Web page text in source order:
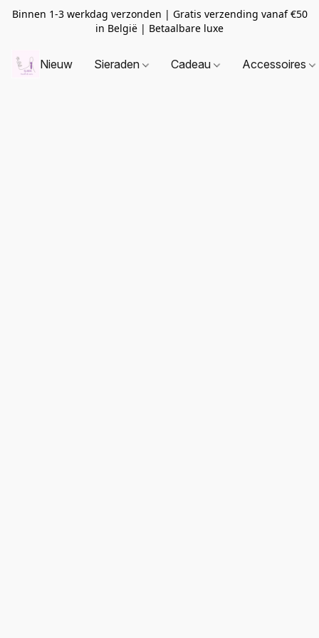
Binnen 1-3 werkdag verzonden | Gratis verzending vanaf €50
in België | Betaalbare luxe
Nieuw Sieraden Cadeau Accessoires